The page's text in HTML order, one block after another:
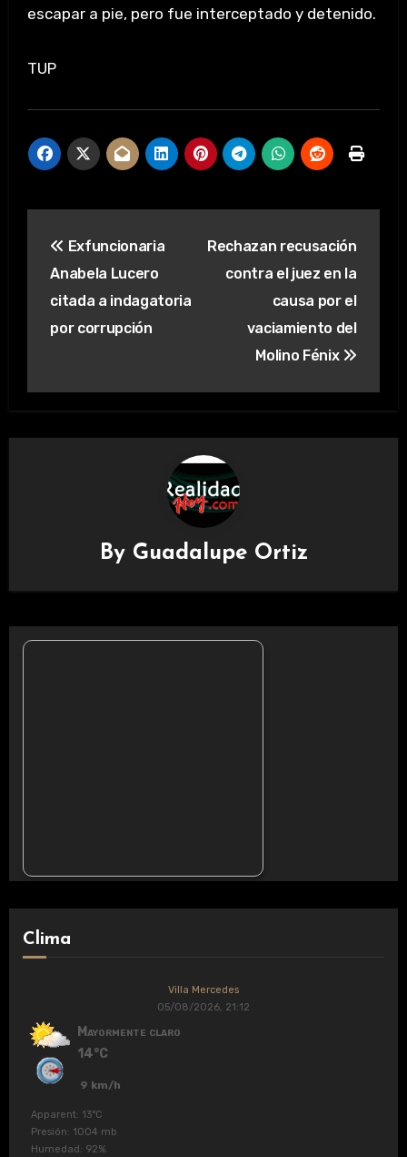
escapar a pie, pero fue interceptado y detenido.
TUP
de
entradas
Exfuncionaria
Anabela Lucero
citada a indagatoria
por corrupción
Rechazan recusación
contra el juez en la
causa por el
vaciamiento del
Molino Fénix
By Guadalupe Ortiz
Clima
Villa Mercedes
05/08/2026, 21:12
Mayormente claro
14°C
9 km/h
Apparent: 13°C
Presión: 1004 mb
Humedad: 92%